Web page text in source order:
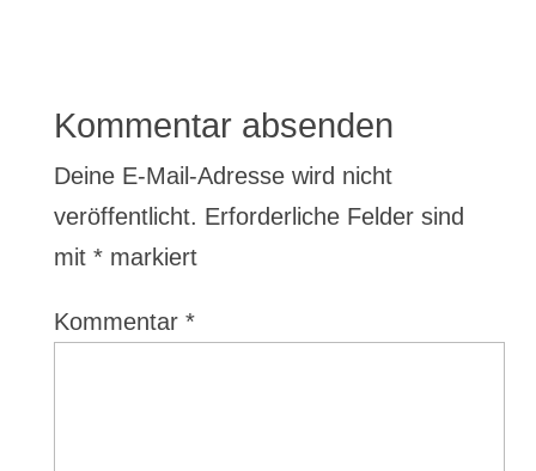
Kommentar absenden
Deine E-Mail-Adresse wird nicht
veröffentlicht. Erforderliche Felder sind
mit *markiert
Kommentar *